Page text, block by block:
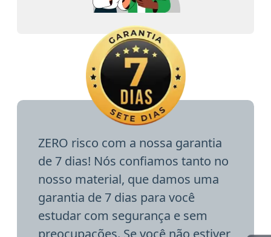
ZERO risco com a nossa garantia
de 7 dias! Nós confiamos tanto no
nosso material, que damos uma
garantia de 7 dias para você
estudar com segurança e sem
preocupações. Se você não estiver